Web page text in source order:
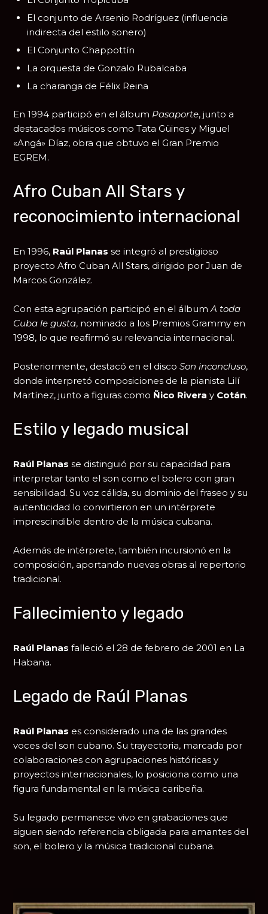
El conjunto deArsenio Rodríguez (influencia
indirecta del estilo sonero)
El Conjunto Chappottín
La orquesta deGonzalo Rubalcaba
La charanga de Félix Reina
En 1994 participó en el álbum Pasaporte, junto a
destacados músicos comoTata Güines y Miguel
«Angá» Díaz, obra que obtuvo el Gran Premio
EGREM.
Afro Cuban All Stars y
reconocimiento internacional
En 1996, Raúl Planas se integró al prestigioso
proyectoAfro Cuban All Stars, dirigido porJuan de
Marcos González.
Con esta agrupación participó en el álbumA toda
Cuba le gusta, nominado a los Premios Grammy en
1998, lo que reafirmó su relevancia internacional.
Posteriormente, destacó en el discoSon inconcluso,
donde interpretó composiciones de la pianista Lilí
Martínez, junto a figuras como Ñico Rivera y Cotán.
Estilo y legado musical
Raúl Planas se distinguió por su capacidad para
interpretar tanto el son como el bolero con gran
sensibilidad. Su voz cálida, su dominio del fraseo y su
autenticidad lo convirtieron en un intérprete
imprescindible dentro de la música cubana.
Además de intérprete, también incursionó en la
composición, aportando nuevas obras al repertorio
tradicional.
Fallecimiento y legado
Raúl Planas falleció el 28 de febrero de 2001 en La
Habana.
Legado de Raúl Planas
Raúl Planas es considerado una de las grandes
voces del son cubano. Su trayectoria, marcada por
colaboraciones con agrupaciones históricas y
proyectos internacionales, lo posiciona como una
figura fundamental en la música caribeña.
Su legado permanece vivo en grabaciones que
siguen siendo referencia obligada para amantes del
son, el bolero y la música tradicional cubana.